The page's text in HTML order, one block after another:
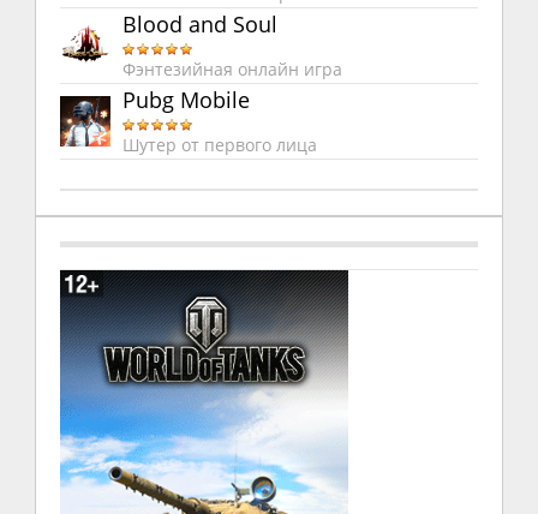
Blood and Soul
Фэнтезийная онлайн игра
Pubg Mobile
Шутер от первого лица